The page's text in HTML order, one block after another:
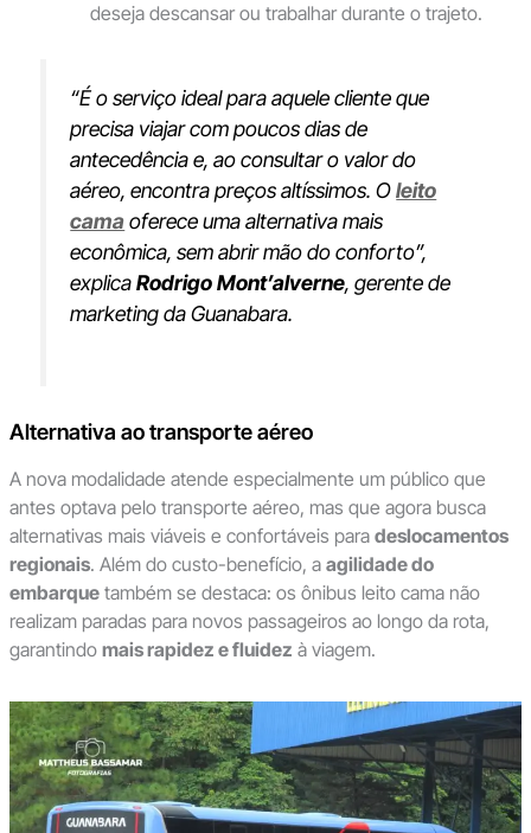
deseja descansar ou trabalhar durante o trajeto.
“É o serviço ideal para aquele cliente que
precisa viajar com poucos dias de
antecedência e, ao consultar o valor do
aéreo, encontra preços altíssimos. Oleito
camaoferece uma alternativa mais
econômica, sem abrir mão do conforto”,
explicaRodrigo Mont’alverne, gerente de
marketing da Guanabara.
Alternativa ao transporte aéreo
A nova modalidade atende especialmente um público que
antes optava pelo transporte aéreo, mas que agora busca
alternativas mais viáveis e confortáveis para deslocamentos
regionais. Além do custo-benefício, a agilidade do
embarquetambém se destaca: os ônibus leito cama não
realizam paradas para novos passageiros ao longo da rota,
garantindo mais rapidez e fluidez à viagem.